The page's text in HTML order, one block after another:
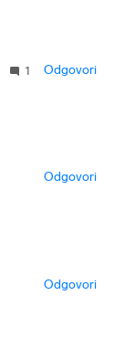
1 Odgovori
Odgovori
Odgovori